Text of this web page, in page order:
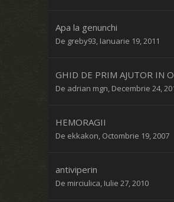
Apa la genunchi
De greby93, Ianuarie 19, 2011
GHID DE PRIM AJUTOR IN
De adrian mgn, Decembrie 24,
HEMORAGII
De ekkakon, Octombrie 19, 2007
antiviperin
De mirciulica, Iulie 27, 2010